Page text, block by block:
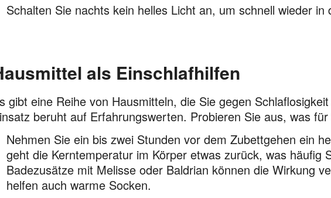
Schalten Sie nachts kein helles Licht an, um schnell wieder in
als Einschlafhilfen
gibt eine Reihe von Hausmitteln, die Sie gegen
beruht auf Erfahrungswerten. Probieren Sie aus, was
Nehmen Sie ein bis zwei Stunden vor dem Zubettgehen ein
geht die Kerntemperatur im Körper etwas zurück, was häufig
Badezusätze mit Melisse oder Baldrian können die Wirkung
helfen auch warme Socken.